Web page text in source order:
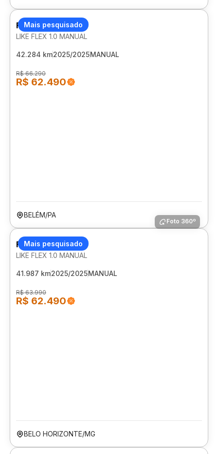
Mais pesquisado
FIAT MOBI
LIKE FLEX 1.0 MANUAL
42.284 km2025/2025MANUAL
R$ 66.290
R$ 62.490
BELÉM/PA
Mais pesquisado
Foto 360º
FIAT MOBI
LIKE FLEX 1.0 MANUAL
41.987 km2025/2025MANUAL
R$ 63.990
R$ 62.490
BELO HORIZONTE/MG